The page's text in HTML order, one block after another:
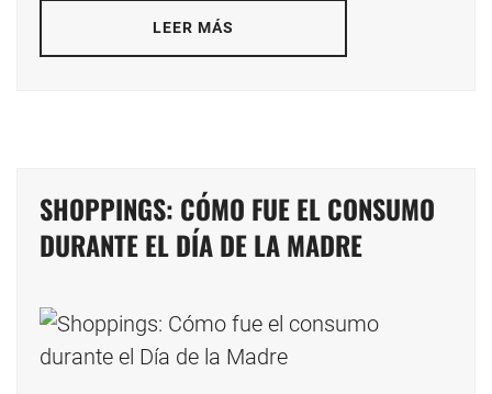
LEER MÁS
SHOPPINGS: CÓMO FUE EL CONSUMO
DURANTE EL DÍA DE LA MADRE